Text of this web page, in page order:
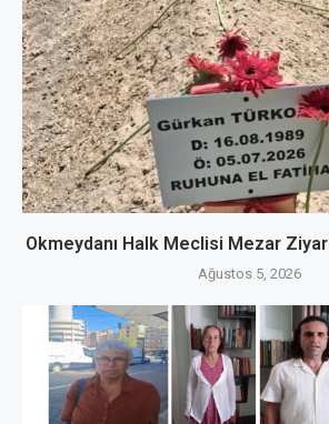
Okmeydanı Halk Meclisi Mezar
Ağustos 5, 2026